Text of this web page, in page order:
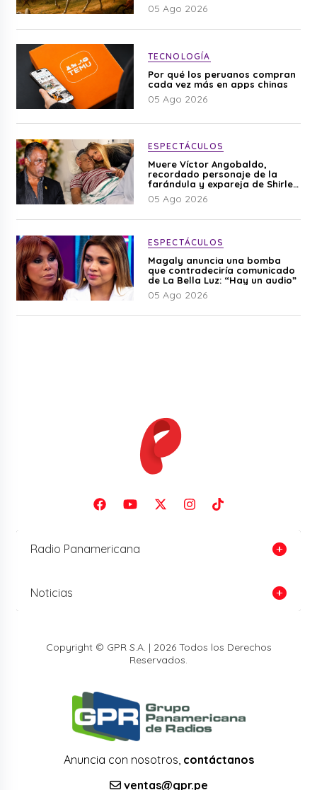
05 Ago 2026
TECNOLOGÍA
Por qué los peruanos compran
cada vez más en apps chinas
05 Ago 2026
ESPECTÁCULOS
Muere Víctor Angobaldo,
recordado personaje de la
farándula y expareja de Shirley
Cherres
05 Ago 2026
ESPECTÁCULOS
Magaly anuncia una bomba
que contradeciría comunicado
de La Bella Luz: “Hay un audio”
05 Ago 2026
Radio Panamericana
Noticias
Copyright © GPR S.A. | 2026 Todos los Derechos
Reservados.
Anuncia con nosotros, contáctanos
ventas@gpr.pe